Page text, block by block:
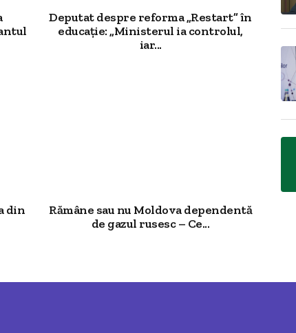
Deputat despre reforma „Restart” în
educație: „Ministerul ia controlul,
iar...
din
Rămâne sau nu Moldova dependentă
de gazul rusesc – Ce...